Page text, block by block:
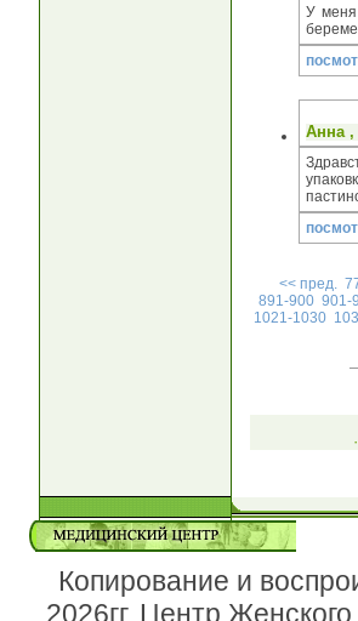
У меня
Анна ,
<< пред.
891-900 901-
1021-1030
·
Копирование и
2026гг. Центр